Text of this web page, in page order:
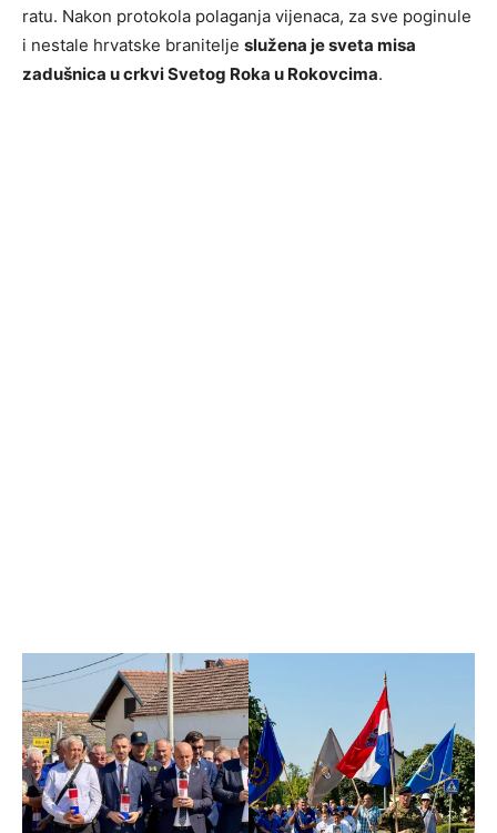
ratu. Nakon protokola polaganja vijenaca, za sve poginule
i nestale hrvatske branitelje služena je sveta misa
zadušnica u crkvi Svetog Roka u Rokovcima.